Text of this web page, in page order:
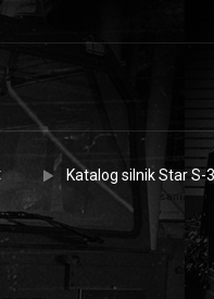
Katalog silnik Star S-